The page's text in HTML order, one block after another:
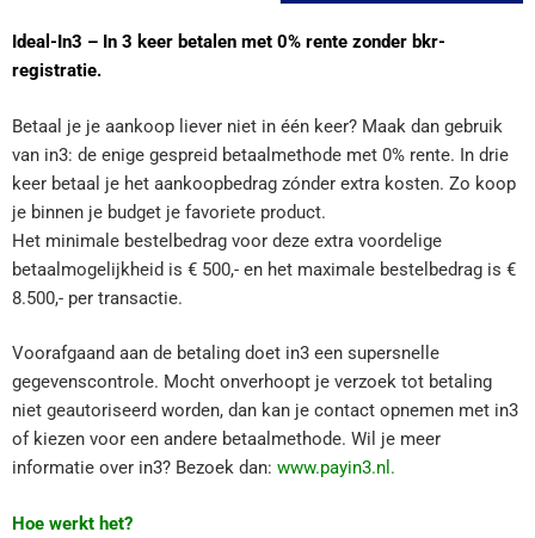
Ideal-In3 – In 3 keer betalen met 0% rente zonder bkr-
registratie.
Betaal je je aankoop liever niet in één keer? Maak dan gebruik
van in3: de enige gespreid betaalmethode met 0% rente. In drie
keer betaal je het aankoopbedrag zónder extra kosten. Zo koop
je binnen je budget je favoriete product.
Het minimale bestelbedrag voor deze extra voordelige
betaalmogelijkheid is € 500,- en het maximale bestelbedrag is €
8.500,- per transactie.
Voorafgaand aan de betaling doet in3 een supersnelle
gegevenscontrole. Mocht onverhoopt je verzoek tot betaling
niet geautoriseerd worden, dan kan je contact opnemen met in3
of kiezen voor een andere betaalmethode. Wil je meer
informatie over in3? Bezoek dan: www.payin3.nl .
Hoe werkt het?